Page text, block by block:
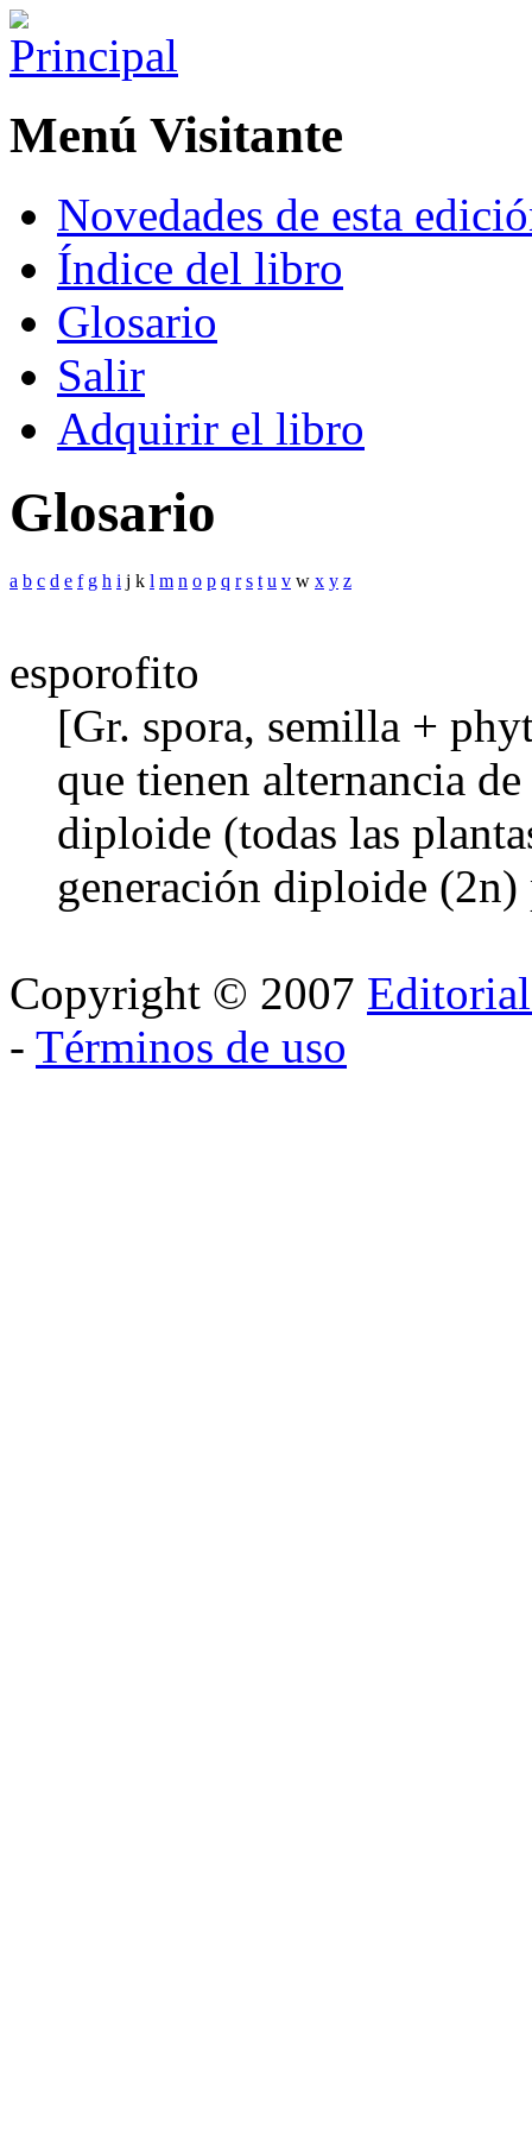
Menú Visitante
Novedades de esta
Índice del libro
Glosario
Salir
Adquirir el libro
Glosario
a b c d e f g h i j k l m n o p q r s t u v w x y z
esporofito
[Gr. spora, semilla +
que tienen alternancia
diploide (todas las
generación diploide (2n)
Copyright © 2007
- Términos de uso